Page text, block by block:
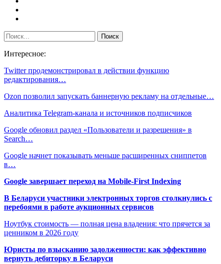
Интересное:
Twitter продемонстрировал в действии функцию
редактирования…
Ozon позволил запускать баннерную рекламу на отдельные…
Аналитика Telegram-канала и источников подписчиков
Google обновил раздел «Пользователи и разрешения» в
Search…
Google начнет показывать меньше расширенных сниппетов
в…
Google завершает переход на Mobile-First Indexing
В Беларуси участники электронных торгов столкнулись с
перебоями в работе аукционных сервисов
Ноутбук стоимость — полная цена владения: что прячется за
ценником в 2026 году
Юристы по взысканию задолженности: как эффективно
вернуть дебиторку в Беларуси